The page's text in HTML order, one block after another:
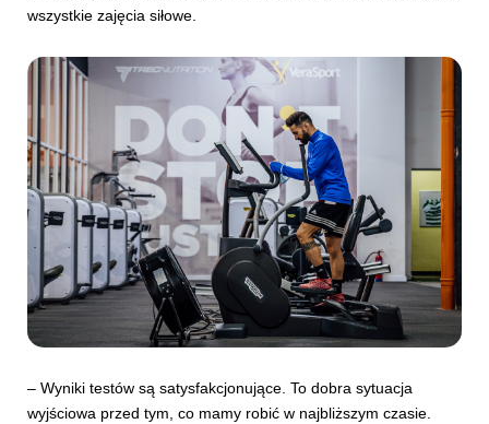
wszystkie zajęcia siłowe.
– Wyniki testów są satysfakcjonujące. To dobra sytuacja
wyjściowa przed tym, co mamy robić w najbliższym czasie.